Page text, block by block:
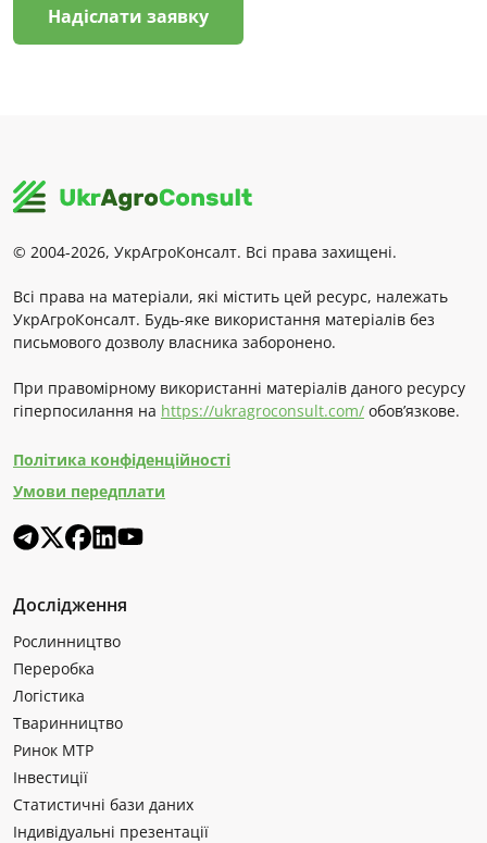
Надіслати заявку
© 2004-2026, УкрАгроКонсалт. Всі права захищені.
Всі права на матеріали, які містить цей ресурс, належать
УкрАгроКонсалт. Будь-яке використання матеріалів без
письмового дозволу власника заборонено.
При правомірному використанні матеріалів даного ресурсу
гіперпосилання на https://ukragroconsult.com/ обов’язкове.
Політика конфіденційності
Умови передплати
Дослідження
Рослинництво
Переробка
Логістика
Тваринництво
Ринок МТР
Інвестиції
Статистичні бази даних
Індивідуальні презентації